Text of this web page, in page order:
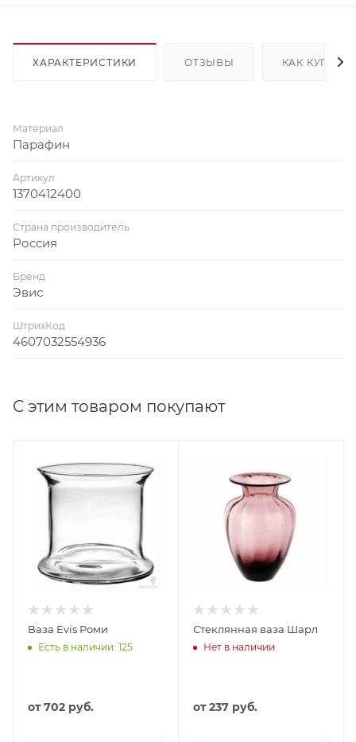
ХАРАКТЕРИСТИКИ ОТЗЫВЫ КАК КУПИТЬ
Материал
Парафин
Артикул
1370412400
Страна производитель
Россия
Бренд
Эвис
ШтрихКод
4607032554936
С этим товаром покупают
Ваза Evis Роми
Есть в наличии: 125
от702 руб.
Стеклянная ваза Шарл
Нет в наличии
от237 руб.